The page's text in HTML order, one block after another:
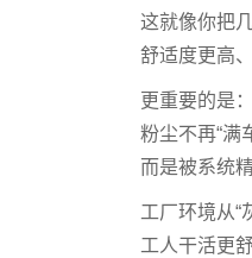
这就像你把
舒适度更高
更重要的是：
粉尘不再“满
而是被系统
工厂环境从“
工人干活更